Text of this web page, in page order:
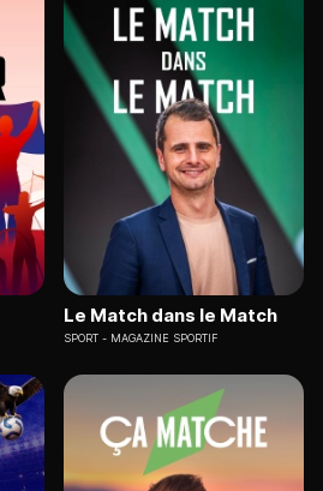
Le Match dans le Match
SPORT MAGAZINE SPORTIF